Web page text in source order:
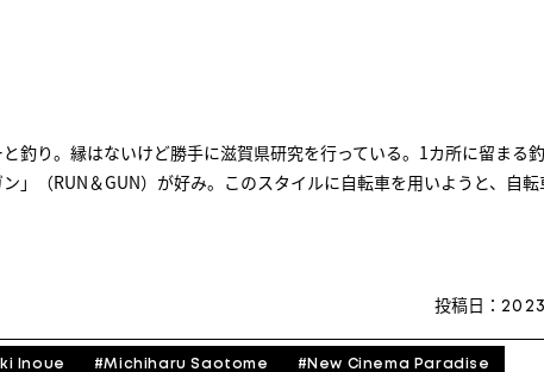
釣り。縁はないけど勝手に滋賀県研究を行っている。1カ所に留まる
」（RUN＆GUN）が好み。このスタイルに自転車を用いようと、自
投稿日：
Inoue #Michiharu Saotome # New Cinema Paradise